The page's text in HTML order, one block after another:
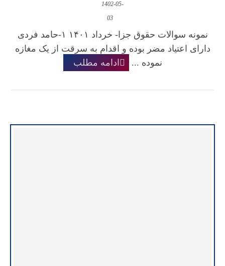
1402-05-
03
نمونه سوالات حقوق جزا- خرداد ۱۴۰۱ ۱-حامد فردی
دارای اعتیاد مضر بوده و اقدام به سرقت از یک مغازه
نموده ...
ادامه مطلب